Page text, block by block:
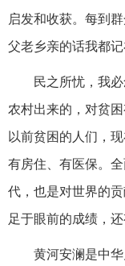
启发和收获。每到
父老乡亲的话我都记
民之所忧，我
农村出来的，对贫
以前贫困的人们，
有房住、有医保。
代，也是对世界的
足于眼前的成绩，还
黄河安澜是中